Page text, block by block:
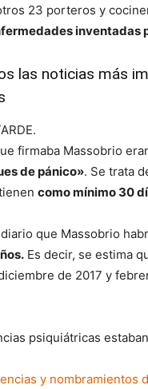
23 porteros y
inventadas
las noticias más
firmaba Massobrio
de pánico». Se trata
como mínimo 30
que Massobrio
Es decir, se estima
de 2017 y
psiquiátricas